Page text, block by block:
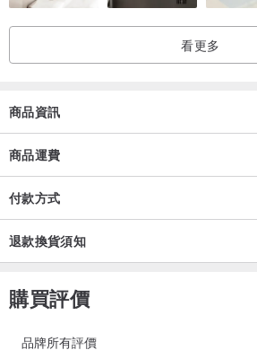
看更多
商品資訊
商品運費
付款方式
退款換貨須知
購買評價
品牌所有評價